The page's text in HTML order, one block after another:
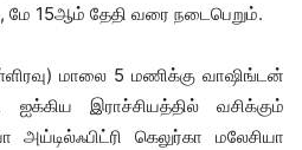
மே 15ஆம் தேதி வரை நடைபெறும்.
மாலை 5 மணிக்கு வாஷிங்டன்
ஐக்கிய இராச்சியத்தில் வசிக்கும்
கெலுர்கா மலேசியா